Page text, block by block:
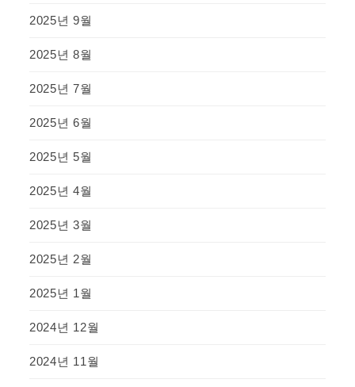
2025년 9월
2025년 8월
2025년 7월
2025년 6월
2025년 5월
2025년 4월
2025년 3월
2025년 2월
2025년 1월
2024년 12월
2024년 11월